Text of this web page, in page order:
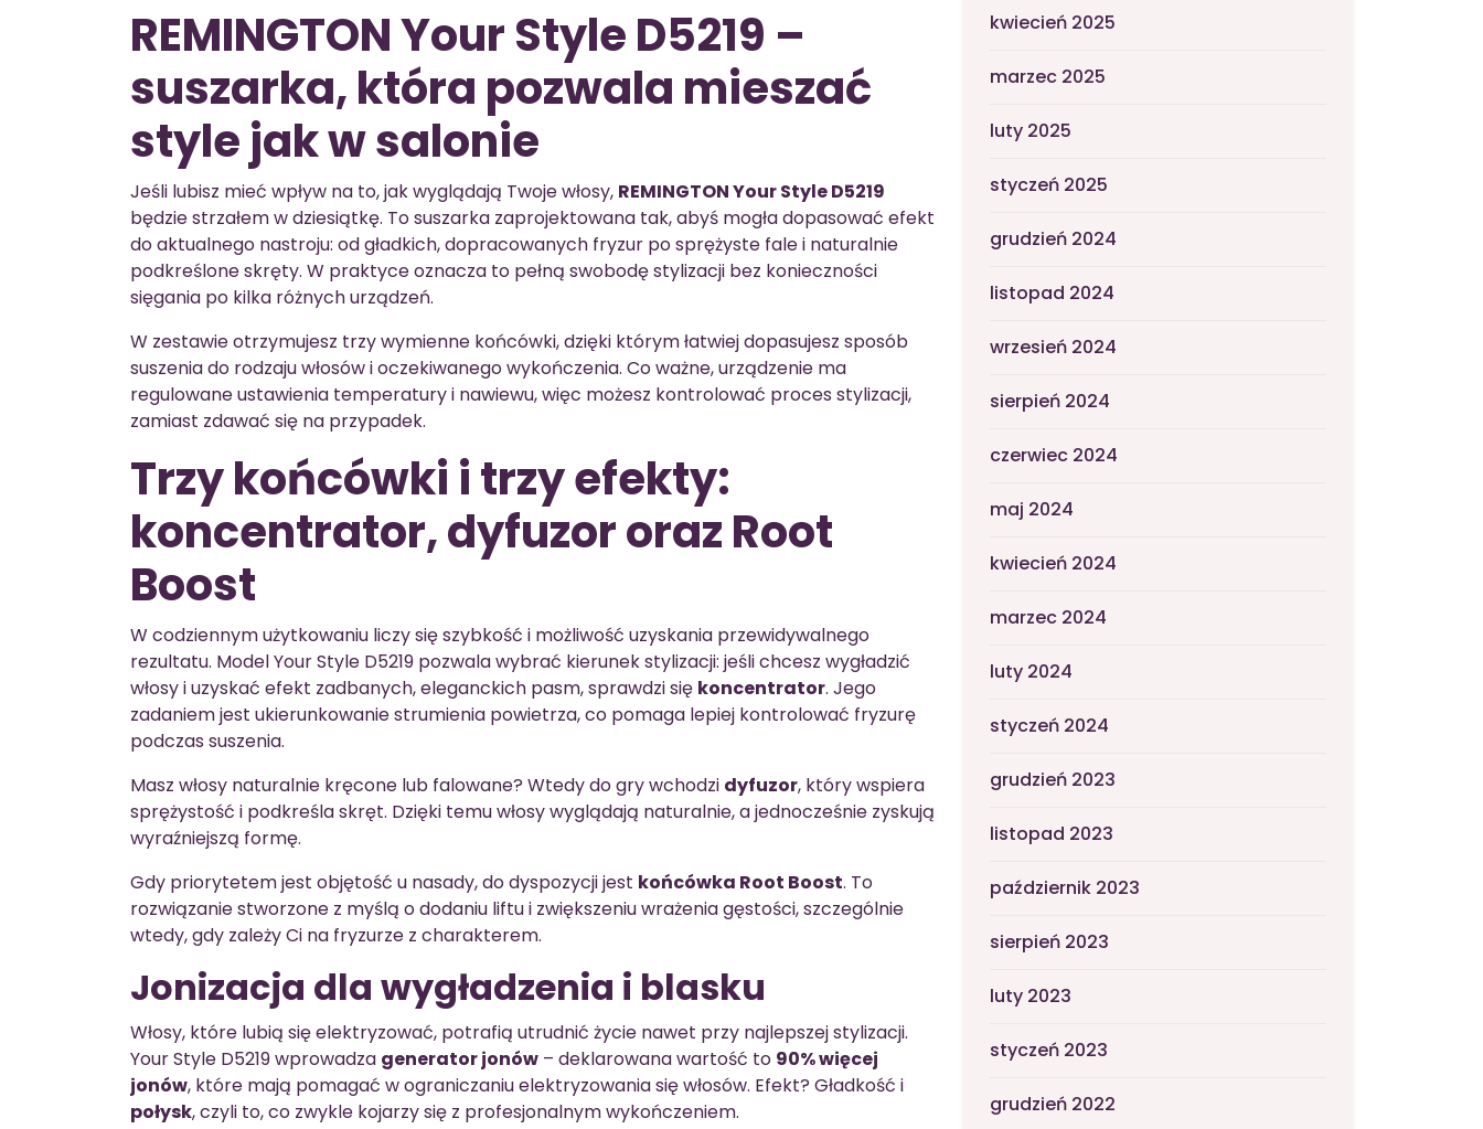
REMINGTON Your Style D5219 –
suszarka, która pozwala mieszać
style jak w salonie
Jeśli lubisz mieć wpływ na to, jak wyglądają Twoje włosy, REMINGTON Your Style D5219
będzie strzałem w dziesiątkę. To suszarka zaprojektowana tak, abyś mogła dopasować efekt
do aktualnego nastroju: od gładkich, dopracowanych fryzur po sprężyste fale i naturalnie
podkreślone skręty. W praktyce oznacza to pełną swobodę stylizacji bez konieczności
sięgania po kilka różnych urządzeń.
W zestawie otrzymujesz trzy wymienne końcówki, dzięki którym łatwiej dopasujesz sposób
suszenia do rodzaju włosów i oczekiwanego wykończenia. Co ważne, urządzenie ma
regulowane ustawienia temperatury i nawiewu, więc możesz kontrolować proces stylizacji,
zamiast zdawać się na przypadek.
Trzy końcówki i trzy efekty:
koncentrator, dyfuzor oraz Root
Boost
W codziennym użytkowaniu liczy się szybkość i możliwość uzyskania przewidywalnego
rezultatu. Model Your Style D5219 pozwala wybrać kierunek stylizacji: jeśli chcesz wygładzić
włosy i uzyskać efekt zadbanych, eleganckich pasm, sprawdzi się koncentrator. Jego
zadaniem jest ukierunkowanie strumienia powietrza, co pomaga lepiej kontrolować fryzurę
podczas suszenia.
Masz włosy naturalnie kręcone lub falowane? Wtedy do gry wchodzi dyfuzor, który wspiera
sprężystość i podkreśla skręt. Dzięki temu włosy wyglądają naturalnie, a jednocześnie zyskują
wyraźniejszą formę.
Gdy priorytetem jest objętość u nasady, do dyspozycji jest końcówka Root Boost. To
rozwiązanie stworzone z myślą o dodaniu liftu i zwiększeniu wrażenia gęstości, szczególnie
wtedy, gdy zależy Ci na fryzurze z charakterem.
Jonizacja dla wygładzenia i blasku
Włosy, które lubią się elektryzować, potrafią utrudnić życie nawet przy najlepszej stylizacji.
Your Style D5219 wprowadza generator jonów – deklarowana wartość to 90% więcej
jonów, które mają pomagać w ograniczaniu elektryzowania się włosów. Efekt? Gładkość i
połysk, czyli to, co zwykle kojarzy się z profesjonalnym wykończeniem.
kwiecień 2025
marzec 2025
luty 2025
styczeń 2025
grudzień 2024
listopad 2024
wrzesień 2024
sierpień 2024
czerwiec 2024
maj 2024
kwiecień 2024
marzec 2024
luty 2024
styczeń 2024
grudzień 2023
listopad 2023
październik 2023
sierpień 2023
luty 2023
styczeń 2023
grudzień 2022